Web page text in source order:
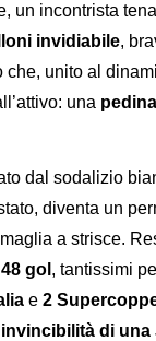
un incontrista
invidiabile,
unito al
una
dal sodalizio
diventa un
a strisce.
48 gol , tantissimi
e 2
invincibilità di una